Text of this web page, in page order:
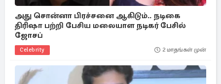
அது சொன்னா பிரச்சனை ஆகிடும்.. நடிகை
திரிஷா பற்றி பேசிய மலையாள நடிகர் பேசில்
ஜோசப்
Celebrity 2 மாதங்கள் முன்